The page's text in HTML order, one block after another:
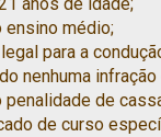
ensino médio;
para a
nenhuma
de
de curso